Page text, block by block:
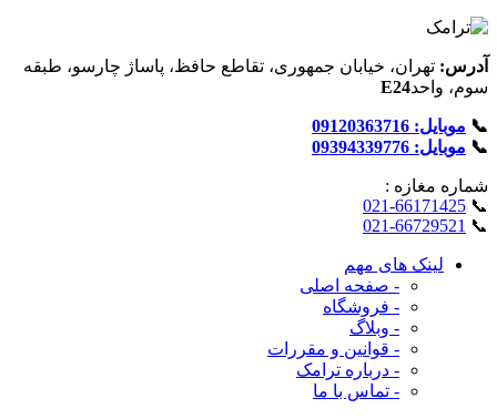
آدرس: تهران، خیابان جمهوری، تقاطع حافظ، پاساژ چارسو، طبقه
سوم، واحدE24
📞 موبایل: 09120363716
📞 موبایل: 09394339776
شماره‌ مغازه :
📞
021-66171425
📞
021-66729521
لینک های مهم
- صفحه اصلی
- فروشگاه
- وبلاگ
- قوانین و مقررات
- درباره ترامک
- تماس با ما